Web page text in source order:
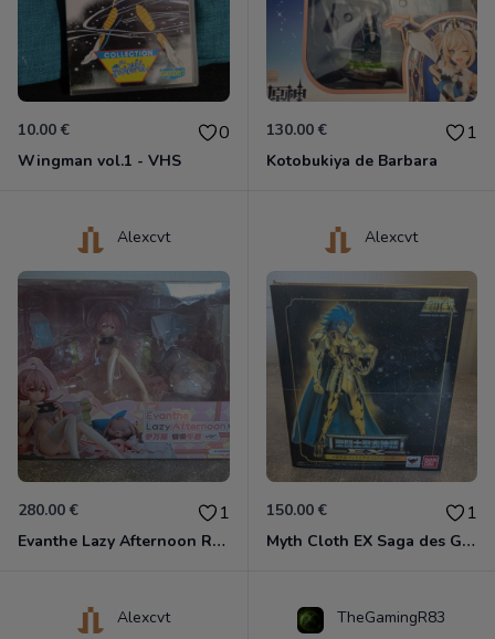
10.00 € 0
Wingman vol.1 - VHS
130.00 € 1
Kotobukiya de Barbara
Alexcvt
280.00 € 1
Evanthe Lazy Afternoon Red Pride of Eden
Alexcvt
150.00 € 1
Myth Cloth EX Saga des Gémeaux
Alexcvt TheGamingR83